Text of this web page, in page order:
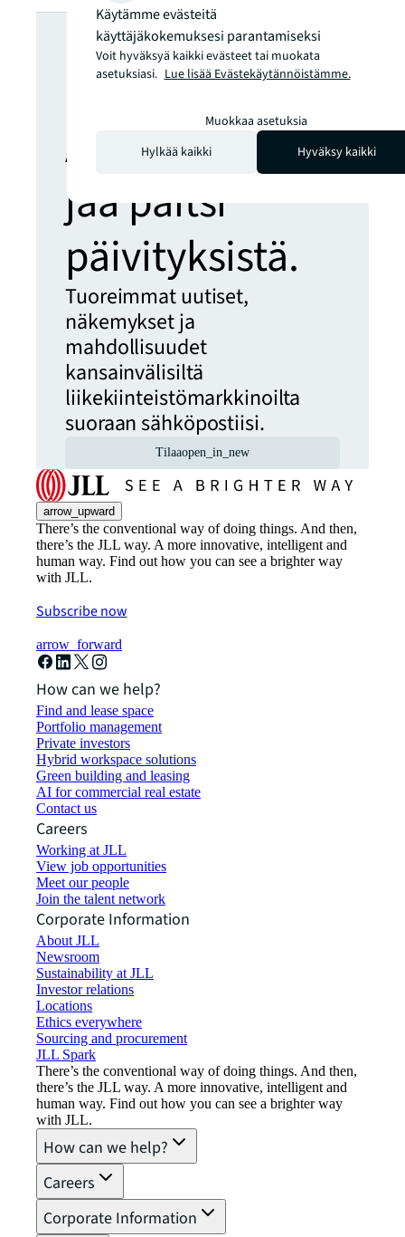
Etsitkö lisää
näkemyksiä?
Älä koskaan
jää paitsi
päivityksistä.
Tuoreimmat uutiset,
näkemykset ja
mahdollisuudet
kansainvälisiltä
liikekiinteistömarkkinoilta
suoraan sähköpostiisi.
Tilaaopen_in_new
arrow_upward
There’s the conventional way of doing things. And then,
there’s the JLL way. A more innovative, intelligent and
human way. Find out how you can see a brighter way
with JLL.
Subscribe now
arrow_forward
How can we help?
Find and lease space
Portfolio management
Private investors
Hybrid workspace solutions
Green building and leasing
AI for commercial real estate
Contact us
Careers
Working at JLL
View job opportunities
Meet our people
Join the talent network
Corporate Information
About JLL
Newsroom
Sustainability at JLL
Investor relations
Locations
Ethics everywhere
Sourcing and procurement
JLL Spark
There’s the conventional way of doing things. And then,
there’s the JLL way. A more innovative, intelligent and
human way. Find out how you can see a brighter way
with JLL.
How can we help?
Careers
Corporate Information
Käytämme evästeitä
käyttäjäkokemuksesi parantamiseksi
Voit hyväksyä kaikki evästeet tai muokata
asetuksiasi. Lue lisää Evästekäytännöistämme.
Muokkaa asetuksia
Hylkää kaikki
Hyväksy kaikki